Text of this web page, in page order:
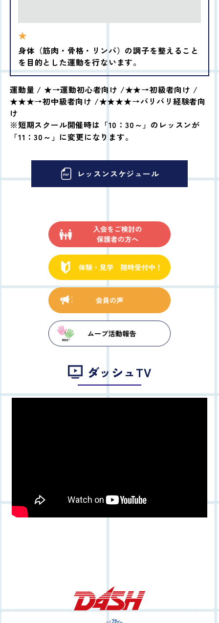
★
身体（筋肉・骨格・リンパ）の調子を整えること
を目的とした運動を行ないます。
運動量 / ★→運動初心者向け /★★→初級者向け /
★★★→初中級者向け /★★★★→バリバリ経験者向
け
※短期スクール開催時は「10：30～」のレッスンが
「11：30～」に変更になります。
レッスンスケジュール
ダッシュTV